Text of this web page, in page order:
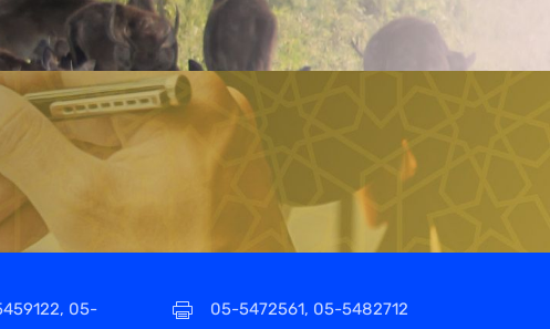
05-
05-5472561, 05-5482712